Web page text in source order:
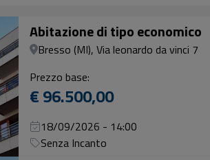
Abitazione di tipo economico
Bresso (MI), Via leonardo da vinci 7
Prezzo base:
€ 96.500,00
18/09/2026 - 14:00
Senza Incanto